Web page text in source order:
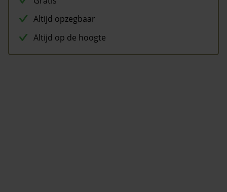
Altijd opzegbaar
Altijd op de hoogte